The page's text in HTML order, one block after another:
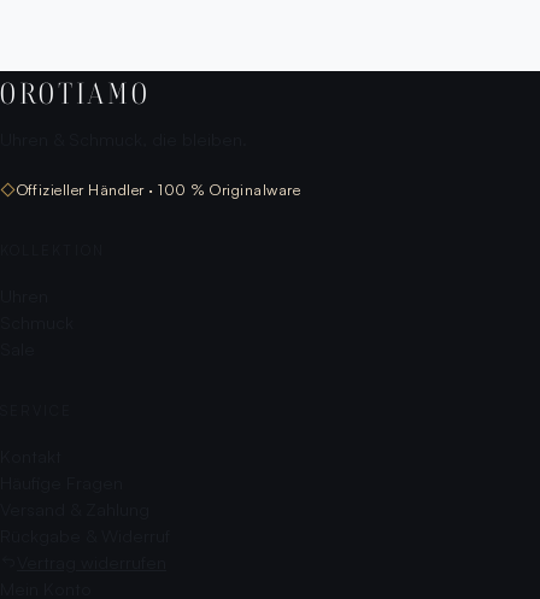
OROTIAMO
◇Offizieller Händler · 100 % Originalware